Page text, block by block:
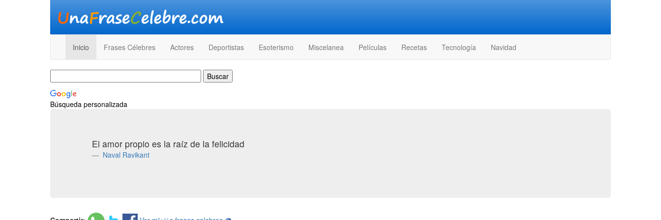
Inicio Frases Célebres Actores Deportistas Esoterismo Miscelanea Películas Recetas Tecnología Navidad
Búsqueda personalizada
El amor propio es la raíz de la felicidad
Naval Ravikant